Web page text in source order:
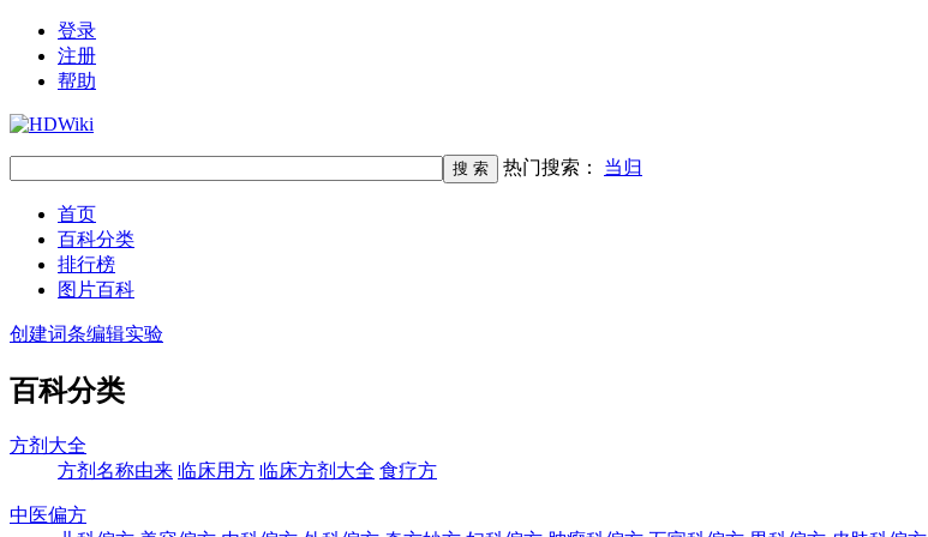
登录
注册
帮助
热门搜索： 当归
首页
百科分类
排行榜
图片百科
创建词条编辑实验
百科分类
方剂大全
方剂名称由来 临床用方 临床方剂大全 食疗方
中医偏方